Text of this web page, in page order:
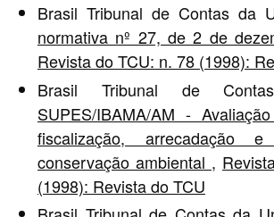
Brasil Tribunal de Contas da
normativa nº 27, de 2 de
Revista do TCU: n. 78 (1998):
Brasil Tribunal de
SUPES/IBAMA/AM -
fiscalização, arrecadação
conservação ambiental ,
(1998): Revista do TCU